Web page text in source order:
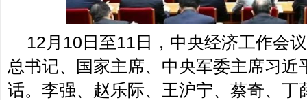
12月10日至11日，中央经济工作会
总书记、国家主席、中央军委主席习近
话。李强、赵乐际、王沪宁、蔡奇、丁